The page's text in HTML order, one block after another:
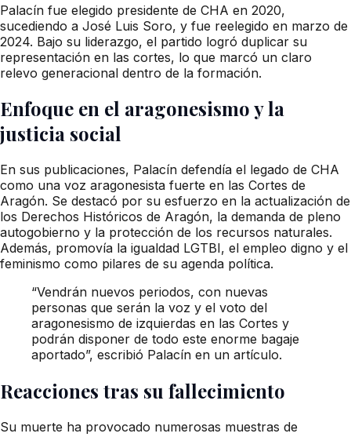
Palacín fue elegido presidente de CHA en 2020,
sucediendo a José Luis Soro, y fue reelegido en marzo de
2024. Bajo su liderazgo, el partido logró duplicar su
representación en las cortes, lo que marcó un claro
relevo generacional dentro de la formación.
Enfoque en el aragonesismo y la
justicia social
En sus publicaciones, Palacín defendía el legado de CHA
como una voz aragonesista fuerte en las Cortes de
Aragón. Se destacó por su esfuerzo en la actualización de
los Derechos Históricos de Aragón, la demanda de pleno
autogobierno y la protección de los recursos naturales.
Además, promovía la igualdad LGTBI, el empleo digno y el
feminismo como pilares de su agenda política.
“Vendrán nuevos periodos, con nuevas
personas que serán la voz y el voto del
aragonesismo de izquierdas en las Cortes y
podrán disponer de todo este enorme bagaje
aportado”, escribió Palacín en un artículo.
Reacciones tras su fallecimiento
Su muerte ha provocado numerosas muestras de